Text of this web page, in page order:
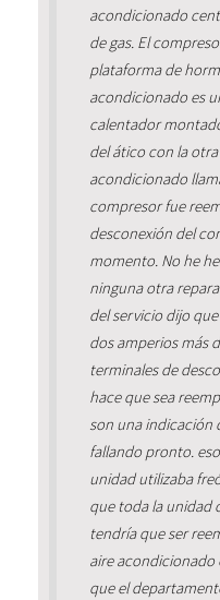
acondicionado
de gas. El
plataforma de
acondicionado es
calentador
del ático con la
acondicionado
compresor fue
desconexión del
momento. No he
ninguna otra
del servicio dijo
dos amperios más
terminales de
hace que sea
son una indicación
fallando pronto.
unidad utilizaba
que toda la unidad
tendría que ser
aire acondicionado
que el